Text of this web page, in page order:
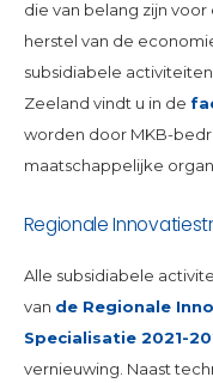
die van belang zijn
herstel van de
subsidiabele
Zeeland vindt u in de
worden door MKB-
maatschappelijke
Regionale
Alle subsidiabele
van de Regionale
Specialisatie 2021-
vernieuwing. Naast